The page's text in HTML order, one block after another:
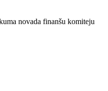
novada finanšu komiteju